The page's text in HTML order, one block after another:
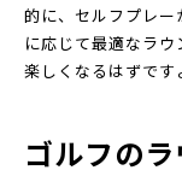
的に、セルフプレ
に応じて最適なラ
楽しくなるはずです
ゴルフの